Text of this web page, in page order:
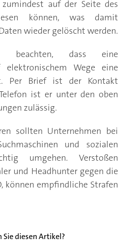
auf der Seite des
können, was damit
wieder gelöscht werden.
beachten, dass eine
elektronischem Wege eine
Per Brief ist der Kontakt
ist er unter den oben
zulässig.
sollten Unternehmen bei
und sozialen
umgehen. Verstoßen
und Headhunter gegen die
können empfindliche Strafen
Sie diesen Artikel?